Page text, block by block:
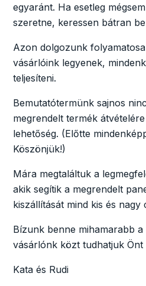
egyaránt. Ha esetleg
szeretne, keressen bátran
Azon dolgozunk
vásárlóink legyenek,
teljesíteni.
Bemutatótermünk sajnos
megrendelt termék
lehetőség. (Előtte
Köszönjük!)
Mára megtaláltuk a
akik segítik a megrendelt
kiszállítását mind kis és nagy
Bízunk benne mihamarabb a
vásárlónk közt tudhatjuk Önt
Kata és Rudi